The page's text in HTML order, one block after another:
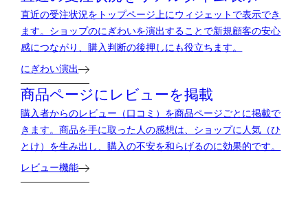
直近の受注状況をトップページ上にウィジェットで表示でき
ます。ショップのにぎわいを演出することで新規顧客の安心
感につながり、購入判断の後押しにも役立ちます。
にぎわい演出
商品ページにレビューを掲載
購入者からのレビュー（口コミ）を商品ページごとに掲載で
きます。商品を手に取った人の感想は、ショップに人気（ひ
とけ）を生み出し、購入の不安を和らげるのに効果的です。
レビュー機能